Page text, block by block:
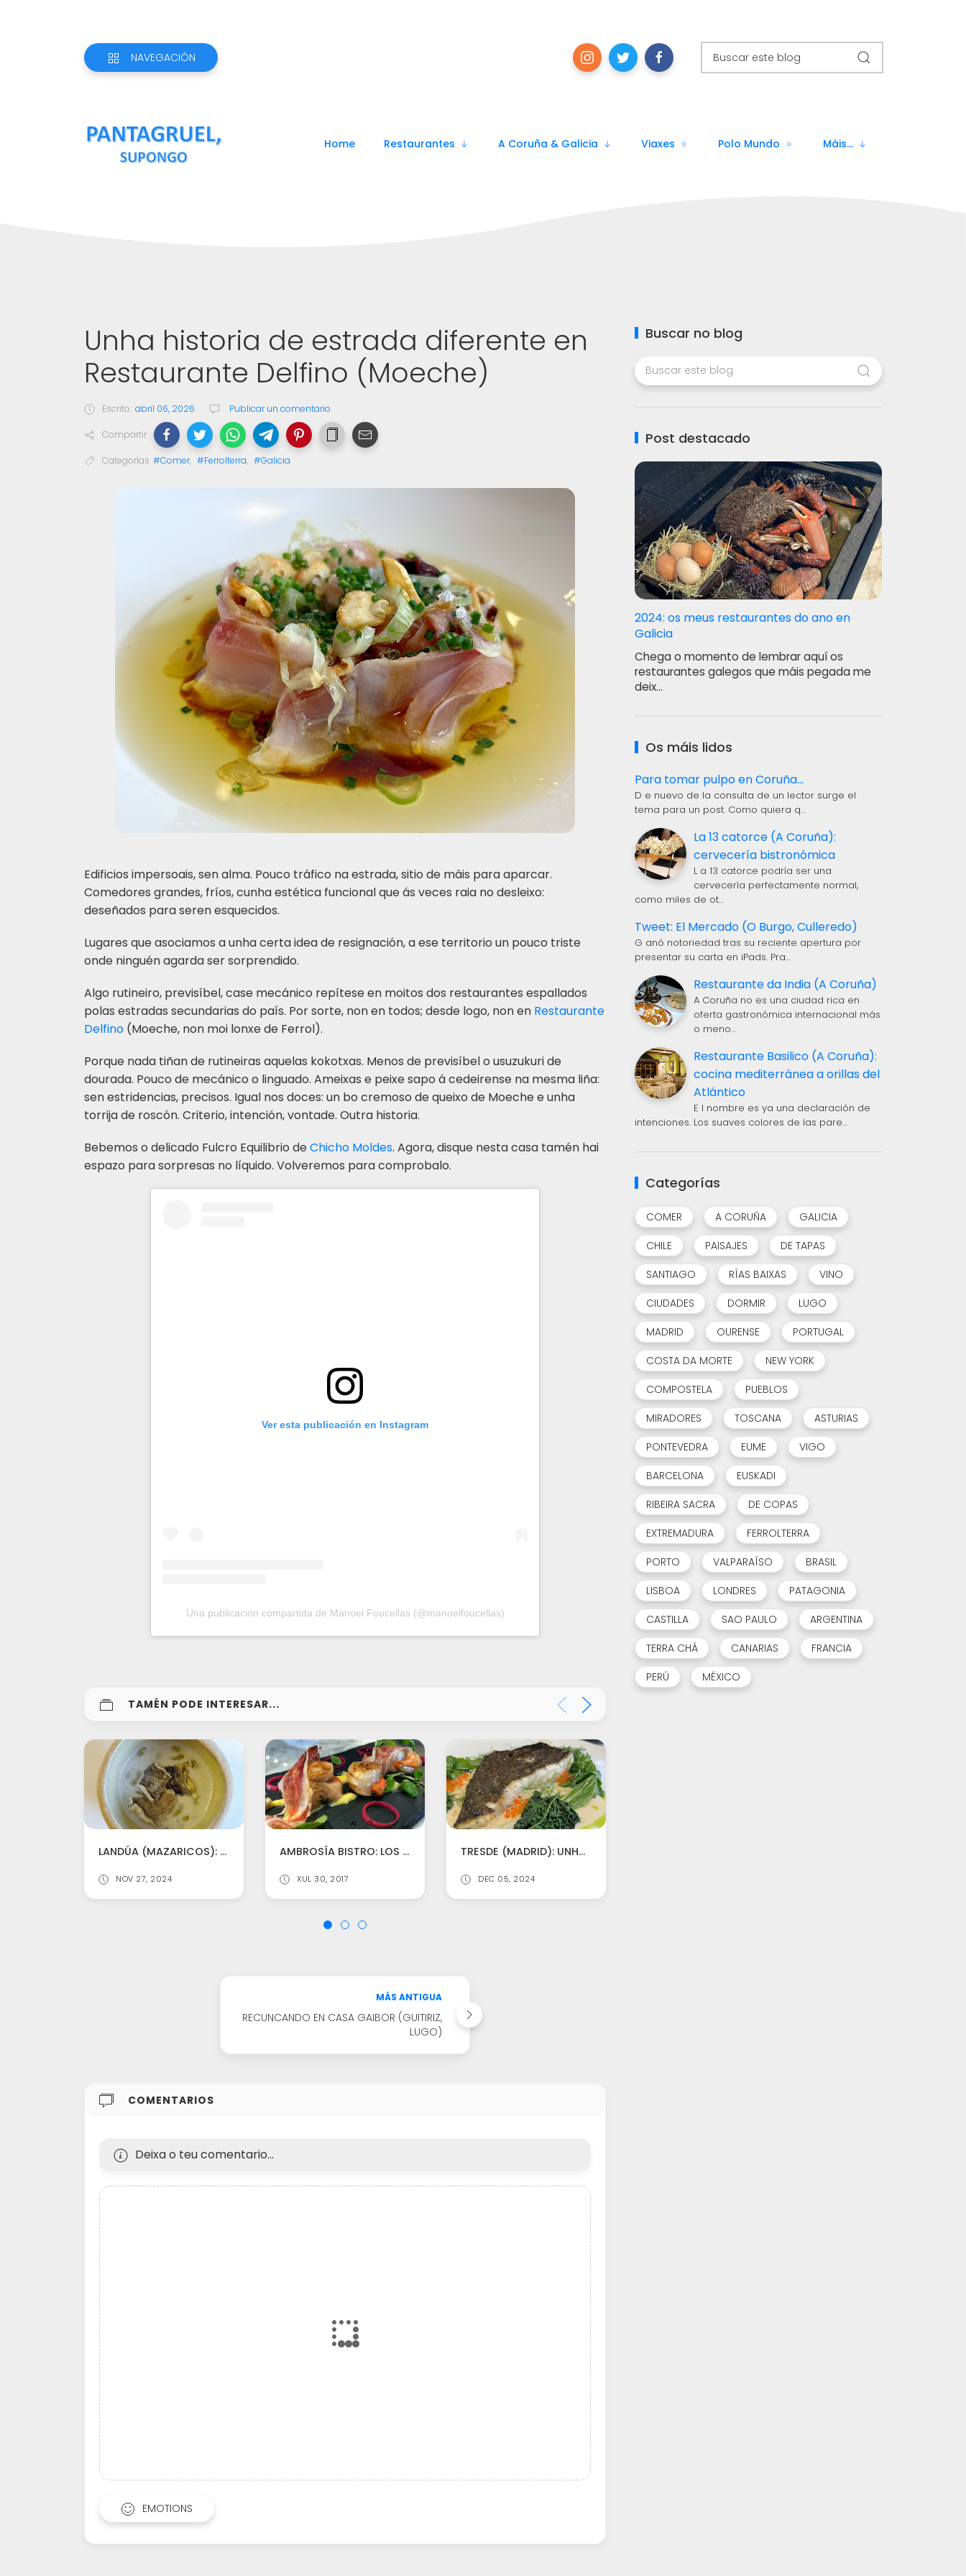
NAVEGACIÓN
Home Restaurantes A Coruña & Galicia Viaxes Polo Mundo Máis...
Unha historia de estrada diferente en
Restaurante Delfino (Moeche)
Escrito: abril 06, 2026 Publicar un comentario
Compartir
Categorías #Comer, #Ferrolterra, #Galicia
Edificios impersoais, sen alma. Pouco tráfico na estrada, sitio de máis para aparcar.
Comedores grandes, fríos, cunha estética funcional que ás veces raia no desleixo:
deseñados para seren esquecidos.
Lugares que asociamos a unha certa idea de resignación, a ese territorio un pouco triste
onde ninguén agarda ser sorprendido.
Algo rutineiro, previsíbel, case mecánico repítese en moitos dos restaurantes espallados
polas estradas secundarias do país. Por sorte, non en todos; desde logo, non en Restaurante
Delfino (Moeche, non moi lonxe de Ferrol).
Porque nada tiñan de rutineiras aquelas kokotxas. Menos de previsíbel o usuzukuri de
dourada. Pouco de mecánico o linguado. Ameixas e peixe sapo á cedeirense na mesma liña:
sen estridencias, precisos. Igual nos doces: un bo cremoso de queixo de Moeche e unha
torrija de roscón. Criterio, intención, vontade. Outra historia.
Bebemos o delicado Fulcro Equilibrio de Chicho Moldes. Agora, disque nesta casa tamén hai
espazo para sorpresas no líquido. Volveremos para comprobalo.
Ver esta publicación en Instagram
Una publicación compartida de Manoel Foucellas (@manoelfoucellas)
TAMÉN PODE INTERESAR...
LANDÚA (MAZARICOS): VALE MOITO A PENA A VIAXE AO MEDIO DE NINGURES
NOV 27, 2024
AMBROSÍA BISTRO: LOS SABORES DE VITACURA SE ADAPTAN A PROVIDENCIA
XUL 30, 2017
TRESDE (MADRID): UNHA MOSTRA MÁIS DA SOBRESAÍNTE OFERTA LONXE DE FOCOS, ESTRELAS, REDES.
DEC 05, 2024
MÁS ANTIGUA
RECUNCANDO EN CASA GAIBOR (GUITIRIZ,
LUGO)
COMENTARIOS
Deixa o teu comentario...
EMOTIONS
Buscar no blog
Post destacado
2024: os meus restaurantes do ano en
Galicia
Chega o momento de lembrar aquí os
restaurantes galegos que máis pegada me
deix…
Os máis lidos
Para tomar pulpo en Coruña...
D e nuevo de la consulta de un lector surge el
tema para un post. Como quiera q…
La 13 catorce (A Coruña):
cervecería bistronómica
L a 13 catorce podría ser una
cervecería perfectamente normal,
como miles de ot…
Tweet: El Mercado (O Burgo, Culleredo)
G anó notoriedad tras su reciente apertura por
presentar su carta en iPads. Pra…
Restaurante da India (A Coruña)
A Coruña no es una ciudad rica en
oferta gastronómica internacional más
o meno…
Restaurante Basilico (A Coruña):
cocina mediterránea a orillas del
Atlántico
E l nombre es ya una declaración de
intenciones. Los suaves colores de las pare…
Categorías
COMER A CORUÑA
GALICIA
CHILE
PAISAJES
DE TAPAS
SANTIAGO
RÍAS BAIXAS
VINO
CIUDADES
DORMIR
LUGO
MADRID
OURENSE
PORTUGAL
COSTA DA MORTE
NEW YORK
COMPOSTELA
PUEBLOS
MIRADORES
TOSCANA
ASTURIAS
PONTEVEDRA
EUME
VIGO
BARCELONA
EUSKADI
RIBEIRA SACRA
DE COPAS
EXTREMADURA
FERROLTERRA
PORTO
VALPARAÍSO
BRASIL
LISBOA
LONDRES
PATAGONIA
CASTILLA
SAO PAULO
ARGENTINA
TERRA CHÁ
CANARIAS
FRANCIA
PERÚ
MÉXICO